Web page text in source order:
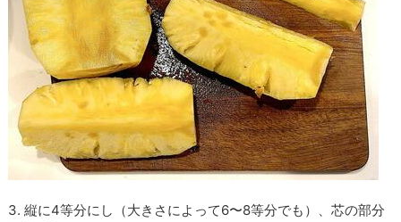
3. 縦に4等分にし（大きさによって6〜8等分でも）、芯の部分